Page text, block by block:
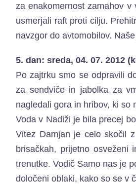
za enakomernost zamahov
usmerjali raft proti cilju.
navzgor do avtomobilov.
5. dan: sreda, 04. 07. 2012
Po zajtrku smo se odpravili
za sendviče in jabolka za
nagledali gora in hribov, ki so
Voda v Nadiži je bila precej
Vitez Damjan je celo skočil
brisačkah, prijetno
trenutke. Vodič Samo nas je
določeni oblaki, kako so se v